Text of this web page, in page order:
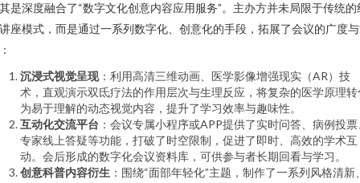
是深度融合了“数字文化创意内容应用服务”。主办方并未局限于传统的
座模式，而是通过一系列数字化、创意化的手段，拓展了会议的广度
沉浸式视觉呈现：利用高清三维动画、医学影像增强现实（AR）技
术，直观演示双氐疗法的作用层次与生理反应，将复杂的医学原理转
为易于理解的动态视觉内容，提升了学习效率与趣味性。
互动化交流平台 ：会议专属小程序或APP提供了实时问答、病例投票
专家线上答疑等功能，打破了时空限制，促进了即时、高效的学术互
动。会后形成的数字化会议资料库，可供参与者长期回看与学习。
创意科普内容衍生 ：围绕“面部年轻化”主题，制作了一系列风格清新